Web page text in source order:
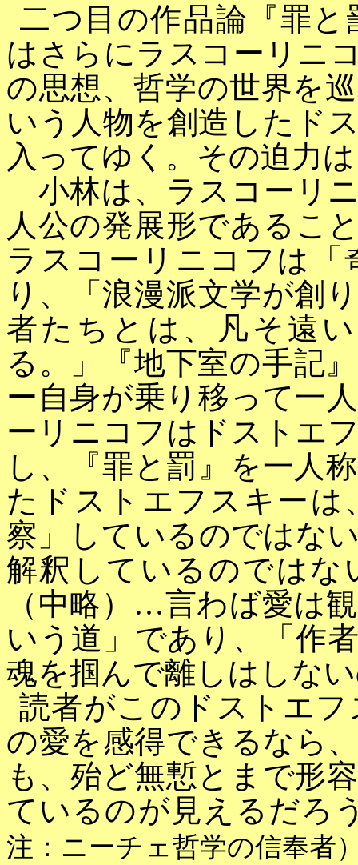
二つ目の作品論『罪
はさらにラスコーリニ
の思想、哲学の世界を
いう人物を創造したド
入ってゆく。その迫力
小林は、ラスコーリ
人公の発展形であるこ
ラスコーリニコフは「
り、「浪漫派文学が創
者たちとは、凡そ遠
る。」『地下室の手記
ー自身が乗り移って一
ーリニコフはドストエ
し、『罪と罰』を一人
たドストエフスキーは
察」しているのではな
解釈しているのでは
（中略）…言わば愛は
いう道」であり、「作
魂を掴んで離しはしな
読者がこのドストエ
の愛を感得できるなら
も、殆ど無慙とまで形
ているのが見えるだろ
注：ニーチェ哲学の信奉者